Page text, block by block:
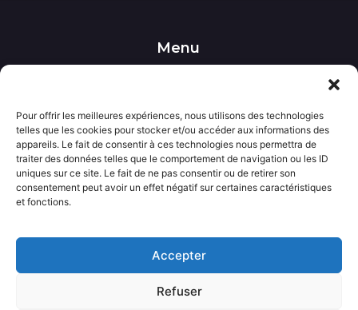
Pour offrir les meilleures expériences, nous utilisons des technologies
telles que les cookies pour stocker et/ou accéder aux informations des
appareils. Le fait de consentir à ces technologies nous permettra de
traiter des données telles que le comportement de navigation ou les ID
uniques sur ce site. Le fait de ne pas consentir ou de retirer son
consentement peut avoir un effet négatif sur certaines caractéristiques
et fonctions.
Accepter
Refuser
Menu
••• Accueil
••• Wishlist
••• Actualités
Informations
Contact
••• Nous contacter